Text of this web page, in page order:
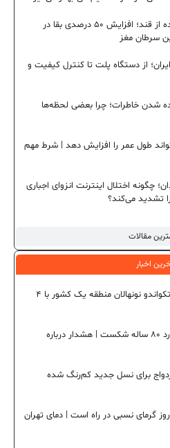
مقالات
درمان نوین با نانوذرات پوشیده از قند؛ افزایش ۵۰ درصدی بقا در
سرطان مغز
از دستگاه پلت تا کنترل کیفیت و
شدن خاطرات؛ چرا بعضی لحظه‌ها
طول عمر را افزایش دهد | شرط مهم
چگونه اختلال اینترنت انزوای اجباری
تشدید می‌کند؟
اخبار
قهرمانی دختران کردستان در تکواندو نونهالان منطقه یک کشور با ۴
تورم ۶۶ درصدی در ایران؛ رکورد ۸۰ ساله شکست | هشدار درباره
برای نسل جدید کم‌رنگ شده
هشدار هواشناسی؛ ۴۰ تا ۵۰ روز گرمای نسبی در راه است | دمای تهران